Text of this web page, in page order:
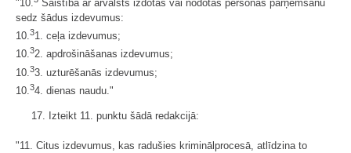
"10.
Saistībā ar ārvalsts izdotās vai nodotās personas pārņemšanu
sedz šādus izdevumus:
10.31. ceļa izdevumus;
10.32. apdrošināšanas izdevumus;
10. 33. uzturēšanās izdevumus;
10.34. dienas naudu."
17. Izteikt 11. punktu šādā redakcijā:
"11. Citus izdevumus, kas radušies kriminālprocesā, atlīdzina to